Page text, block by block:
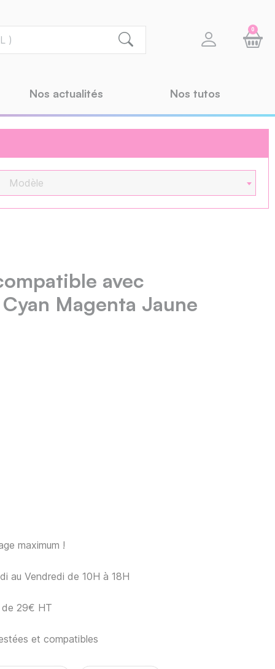
0
Nos actualités Nos tutos
Modèle
avec
Magenta Jaune
maximum !
au Vendredi de 10H à 18H
29€ HT
et compatibles